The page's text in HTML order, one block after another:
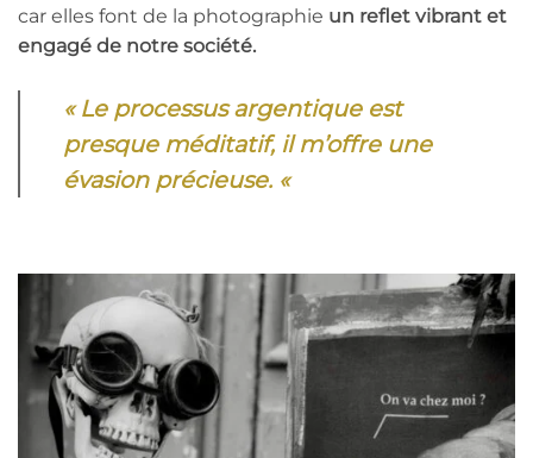
car elles font de la photographie un reflet vibrant et
engagé de notre société.
« Le processus argentique est
presque méditatif, il m’offre une
évasion précieuse. «